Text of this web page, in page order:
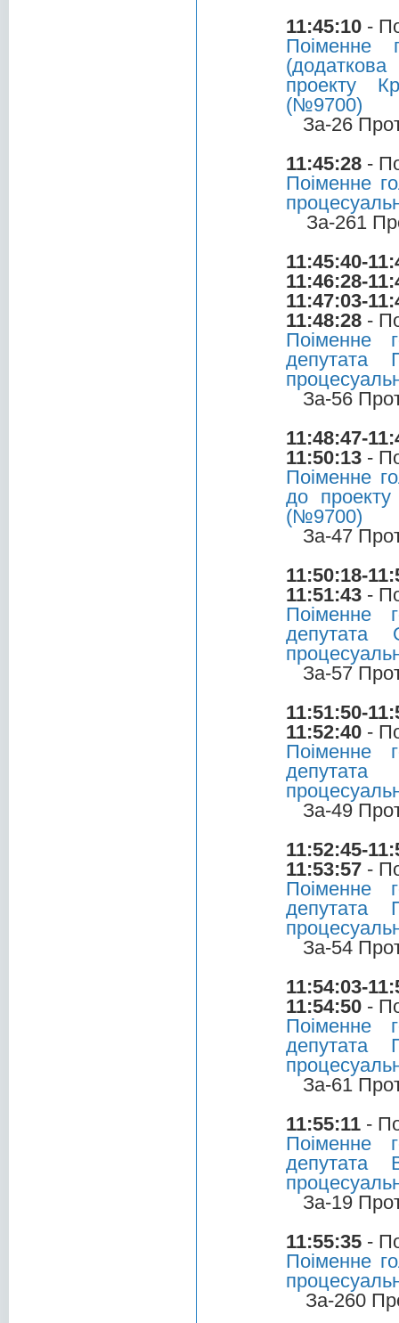
11:45:10 -
Поіменне
проекту
(№9700)
За-26
11:45:28 -
Поіменне
За-261
11:45:40-
11:46:28-
11:47:03-
11:48:28 -
Поіменне
депутата
За-56
11:48:47-
11:50:13 -
Поіменне
до проекту
(№9700)
За-47
11:50:18-
11:51:43 -
Поіменне
депутата
За-57
11:51:50-
11:52:40 -
Поіменне
За-49
11:52:45-
11:53:57 -
Поіменне
депутата
За-54
11:54:03-
11:54:50 -
Поіменне
депутата
За-61
11:55:11 -
Поіменне
депутата
За-19
11:55:35 -
Поіменне
За-260